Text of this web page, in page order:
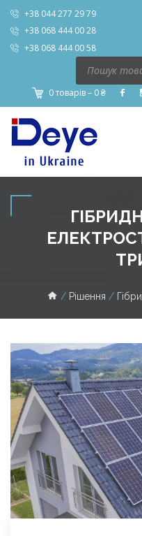
+38 044 277 29 79
+38 068 444 00 28
+38 068 444 00 58
Пошук
товарів
0 товарів – 0₴
Рішення